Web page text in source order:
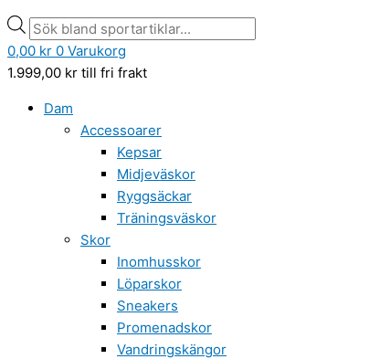
0,00 kr 0 Varukorg
1.999,00 kr till fri frakt
Dam
Accessoarer
Kepsar
Midjeväskor
Ryggsäckar
Träningsväskor
Skor
Inomhusskor
Löparskor
Sneakers
Promenadskor
Vandringskängor